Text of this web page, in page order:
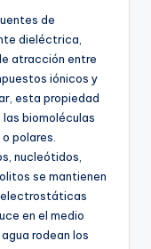
de
dieléctrica,
atracción entre
iónicos y
esta propiedad
biomoléculas
polares.
nucleótidos,
se mantienen
electrostáticas
en el medio
rodean los